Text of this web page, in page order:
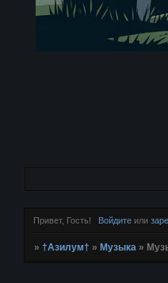
Привет, Гость! Войдитеили
»†Азилум† »Музыка »